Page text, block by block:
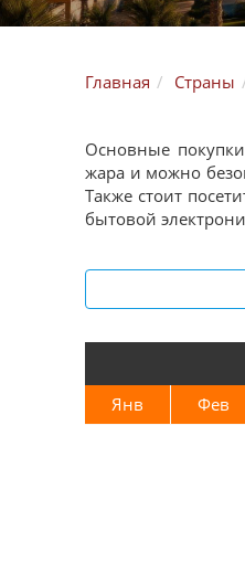
Главная Страны
Основные
жара и можно
Также стоит
бытовой
Янв Фев